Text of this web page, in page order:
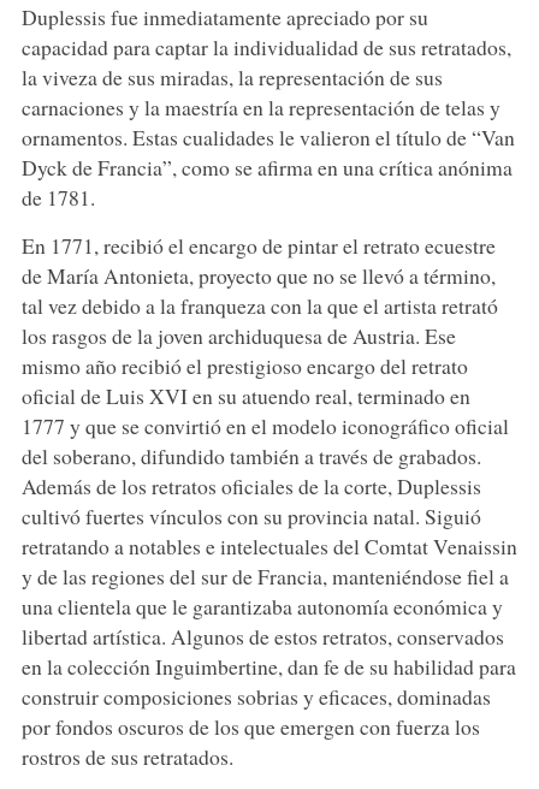
Duplessis fue inmediatamente apreciado por su
capacidad para captar la individualidad de sus retratados,
la viveza de sus miradas, la representación de sus
carnaciones y la maestría en la representación de telas y
ornamentos. Estas cualidades le valieron el título de “Van
Dyck de Francia”, como se afirma en una crítica anónima
de 1781.
En 1771, recibió el encargo de pintar el retrato ecuestre
de María Antonieta, proyecto que no se llevó a término,
tal vez debido a la franqueza con la que el artista retrató
los rasgos de la joven archiduquesa de Austria. Ese
mismo año recibió el prestigioso encargo del retrato
oficial de Luis XVI en su atuendo real, terminado en
1777 y que se convirtió en el modelo iconográfico oficial
del soberano, difundido también a través de grabados.
Además de los retratos oficiales de la corte, Duplessis
cultivó fuertes vínculos con su provincia natal. Siguió
retratando a notables e intelectuales del Comtat Venaissin
y de las regiones del sur de Francia, manteniéndose fiel a
una clientela que le garantizaba autonomía económica y
libertad artística. Algunos de estos retratos, conservados
en la colección Inguimbertine, dan fe de su habilidad para
construir composiciones sobrias y eficaces, dominadas
por fondos oscuros de los que emergen con fuerza los
rostros de sus retratados.